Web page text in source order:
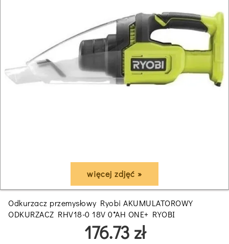
więcej zdjęć »
Odkurzacz przemysłowy Ryobi AKUMULATOROWY
ODKURZACZ RHV18-0 18V 0*AH ONE+ RYOBI
176.73 zł